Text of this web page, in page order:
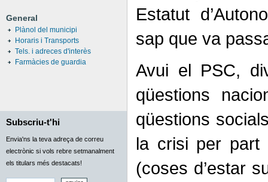
General
Plànol del municipi
Horaris i Transports
Tels. i adreces d'interès
Farmàcies de guardia
Subscriu-t'hi
Envia'ns la teva adreça de correu
electrònic si vols rebre setmanalment
els titulars més destacats!
Estatut
sap que va
Avui el PSC,
qüestions
qüestions
la crisi per part
(coses d’estar